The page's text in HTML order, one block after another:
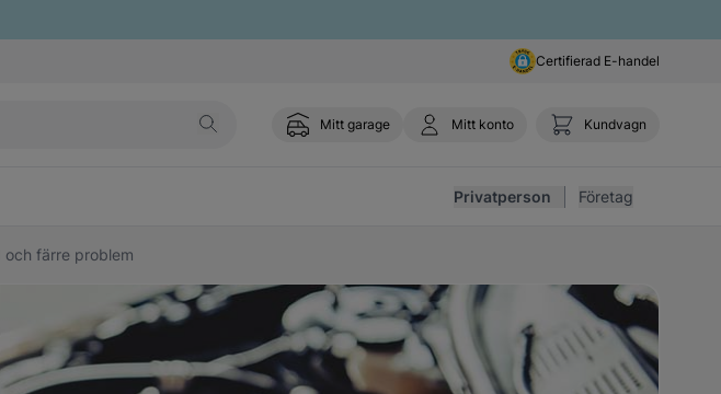
Certifierad E-handel
Mitt garage Mitt konto Kundvagn
Privatperson Företag
färre problem